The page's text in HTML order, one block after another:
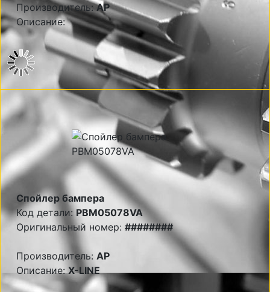
Производитель:AP
Описание:
Спойлер бампера
Код детали: PBM05078VA
Оригинальный номер: ########
Производитель: AP
Описание:X-LINE